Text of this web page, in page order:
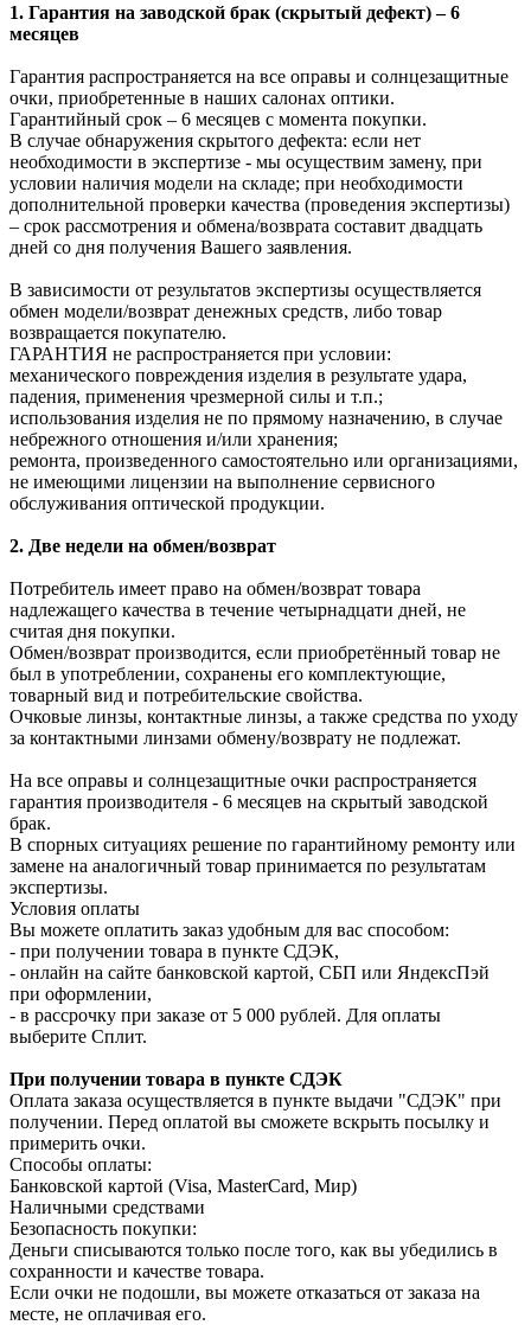
1. Гарантия на заводской брак (скрытый дефект) – 6
месяцев
Гарантия распространяется на все оправы и солнцезащитные
очки, приобретенные в наших салонах оптики.
Гарантийный срок – 6 месяцев с момента покупки.
В случае обнаружения скрытого дефекта: если нет
необходимости в экспертизе - мы осуществим замену, при
условии наличия модели на складе; при необходимости
дополнительной проверки качества (проведения экспертизы)
– срок рассмотрения и обмена/возврата составит двадцать
дней со дня получения Вашего заявления.
В зависимости от результатов экспертизы осуществляется
обмен модели/возврат денежных средств, либо товар
возвращается покупателю.
ГАРАНТИЯ не распространяется при условии:
механического повреждения изделия в результате удара,
падения, применения чрезмерной силы и т.п.;
использования изделия не по прямому назначению, в случае
небрежного отношения и/или хранения;
ремонта, произведенного самостоятельно или организациями,
не имеющими лицензии на выполнение сервисного
обслуживания оптической продукции.
2. Две недели на обмен/возврат
Потребитель имеет право на обмен/возврат товара
надлежащего качества в течение четырнадцати дней, не
считая дня покупки.
Обмен/возврат производится, если приобретённый товар не
был в употреблении, сохранены его комплектующие,
товарный вид и потребительские свойства.
Очковые линзы, контактные линзы, а также средства по уходу
за контактными линзами обмену/возврату не подлежат.
На все оправы и солнцезащитные очки распространяется
гарантия производителя - 6 месяцев на скрытый заводской
брак.
В спорных ситуациях решение по гарантийному ремонту или
замене на аналогичный товар принимается по результатам
экспертизы.
Условия оплаты
Вы можете оплатить заказ удобным для вас способом:
- при получении товара в пункте СДЭК,
- онлайн на сайте банковской картой, СБП или ЯндексПэй
при оформлении,
- в рассрочку при заказе от 5 000 рублей. Для оплаты
выберите Сплит.
При получении товара в пункте СДЭК
Оплата заказа осуществляется в пункте выдачи "СДЭК" при
получении. Перед оплатой вы сможете вскрыть посылку и
примерить очки.
Способы оплаты:
Банковской картой (Visa, MasterCard, Мир)
Наличными средствами
Безопасность покупки:
Деньги списываются только после того, как вы убедились в
сохранности и качестве товара.
Если очки не подошли, вы можете отказаться от заказа на
месте, не оплачивая его.